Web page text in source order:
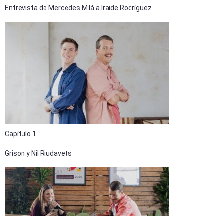
Entrevista de Mercedes Milá a Iraide Rodríguez
Capítulo 1
Grison y Nil Riudavets